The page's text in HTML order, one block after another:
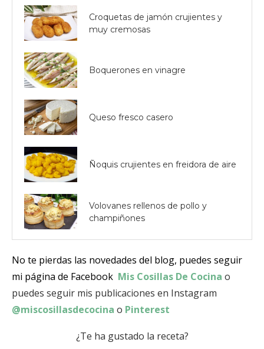
Croquetas de jamón crujientes y
muy cremosas
Boquerones en vinagre
Queso fresco casero
Ñoquis crujientes en freidora de aire
Volovanes rellenos de pollo y
champiñones
No te pierdas las novedades del blog, puedes seguir
mi página de Facebook Mis Cosillas De Cocina o
puedes seguir mis publicaciones en Instagram
@miscosillasdecocina o Pinterest
¿Te ha gustado la receta?